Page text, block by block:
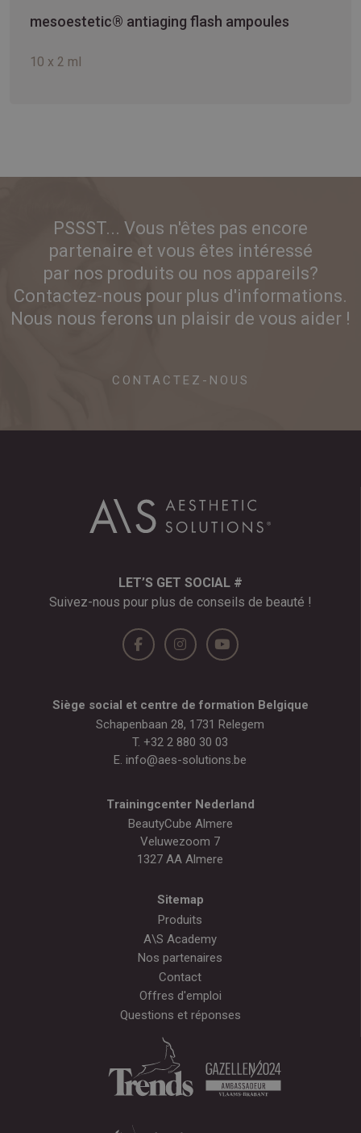
mesoestetic® antiaging flash ampoules
10 x 2 ml
PSSST... Vous n'êtes pas encore
partenaire et vous êtes intéressé
par nos produits ou nos appareils?
Contactez-nous pour plus d'informations.
Nous nous ferons un plaisir de vous aider !
CONTACTEZ-NOUS
LET’S GET SOCIAL #
Suivez-nous pour plus de conseils de beauté !
Siège social et centre de formation Belgique
Schapenbaan 28, 1731 Relegem
T. +32 2 880 30 03
E. info@aes-solutions.be
Trainingcenter Nederland
BeautyCube Almere
Veluwezoom 7
1327 AA Almere
Sitemap
Produits
A\S Academy
Nos partenaires
Contact
Offres d'emploi
Questions et réponses